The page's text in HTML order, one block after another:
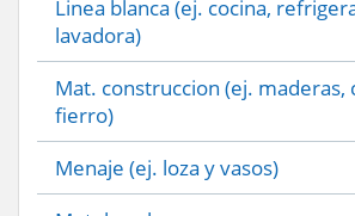
Linea blanca (ej. cocina,
lavadora)
Mat. construccion (ej. maderas,
fierro)
Menaje (ej. loza y vasos)